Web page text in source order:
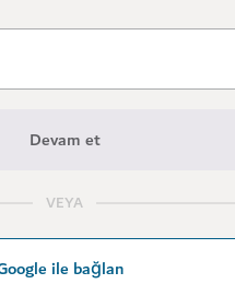
Devam et
VEYA
ile bağlan